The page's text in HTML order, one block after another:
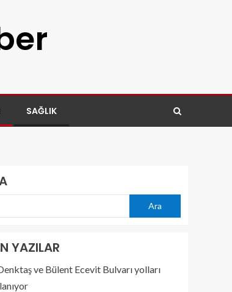
SAĞLIK
Ara
YAZILAR
ve Bülent Ecevit Bulvarı yolları